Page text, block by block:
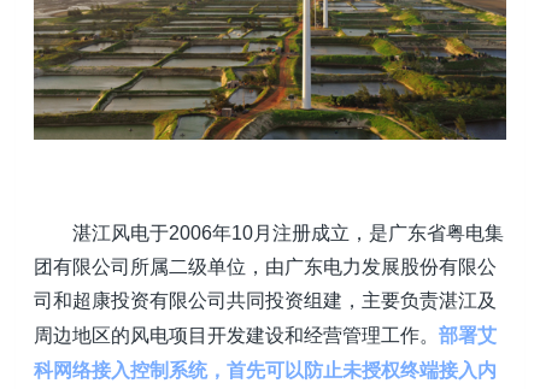
湛江风电于2006年10月注册成立，是广东省粤电集
团有限公司所属二级单位，由广东电力发展股份有限公
司和超康投资有限公司共同投资组建，主要负责湛江及
周边地区的风电项目开发建设和经营管理工作。部署艾
科网络接入控制系统，首先可以防止未授权终端接入内